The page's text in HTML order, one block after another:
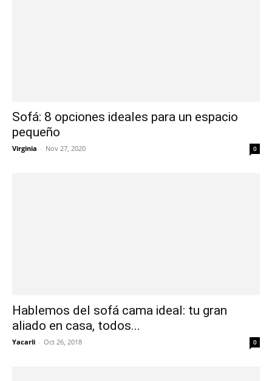
Sofá: 8 opciones ideales para un espacio
pequeño
Virginia - Nov 27, 2020 0
Hablemos del sofá cama ideal: tu gran
aliado en casa, todos...
Yacarli - Oct 26, 2018 0